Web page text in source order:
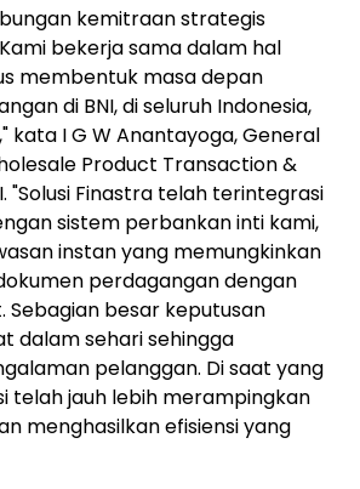
kemitraan strategis
bekerja sama dalam hal
membentuk masa depan
di BNI, di seluruh Indonesia,
kata I G W Anantayoga, General
Product Transaction &
"Solusi Finastra telah terintegrasi
sistem perbankan inti kami,
instan yang memungkinkan
perdagangan dengan
besar keputusan
dalam sehari sehingga
pelanggan. Di saat yang
telah jauh lebih merampingkan
menghasilkan efisiensi yang